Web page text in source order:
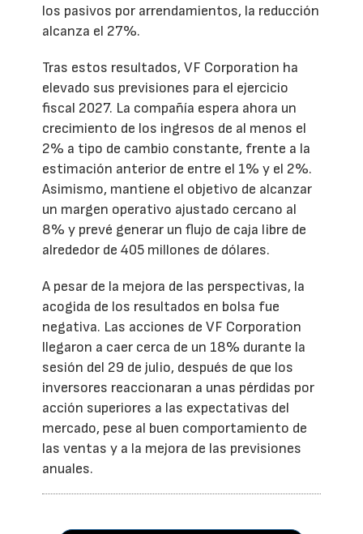
los pasivos por arrendamientos, la reducción
alcanza el 27%.
Tras estos resultados, VF Corporation ha
elevado sus previsiones para el ejercicio
fiscal 2027. La compañía espera ahora un
crecimiento de los ingresos de al menos el
2% a tipo de cambio constante, frente a la
estimación anterior de entre el 1% y el 2%.
Asimismo, mantiene el objetivo de alcanzar
un margen operativo ajustado cercano al
8% y prevé generar un flujo de caja libre de
alrededor de 405 millones de dólares.
A pesar de la mejora de las perspectivas, la
acogida de los resultados en bolsa fue
negativa. Las acciones de VF Corporation
llegaron a caer cerca de un 18% durante la
sesión del 29 de julio, después de que los
inversores reaccionaran a unas pérdidas por
acción superiores a las expectativas del
mercado, pese al buen comportamiento de
las ventas y a la mejora de las previsiones
anuales.